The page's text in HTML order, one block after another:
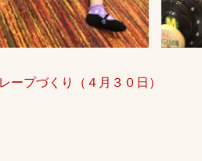
ープづくり（４月３０日）